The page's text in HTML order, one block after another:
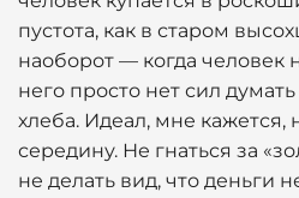
пустота, как в старом
наоборот — когда человек
него просто нет сил
хлеба. Идеал, мне кажется,
середину. Не гнаться за
не делать вид, что деньги